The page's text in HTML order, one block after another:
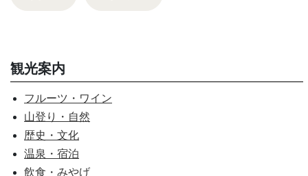
観光案内
フルーツ・ワイン
山登り・自然
歴史・文化
温泉・宿泊
飲食・みやげ